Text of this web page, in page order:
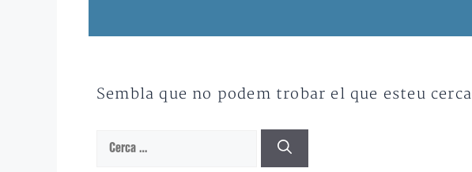
Sembla que no podem trobar el que esteu
Cerca: